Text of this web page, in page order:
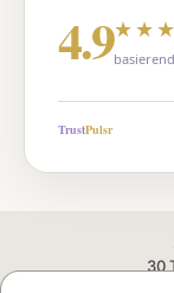
4.9
TrustPulsr
30